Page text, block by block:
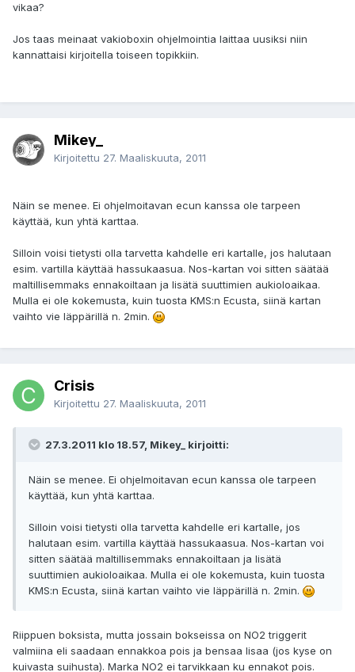
vikaa?
Jos taas meinaat vakioboxin ohjelmointia laittaa uusiksi niin
kannattaisi kirjoitella toiseen topikkiin.
Mikey_
Kirjoitettu 27. Maaliskuuta, 2011
Näin se menee. Ei ohjelmoitavan ecun kanssa ole tarpeen
käyttää, kun yhtä karttaa.
Silloin voisi tietysti olla tarvetta kahdelle eri kartalle, jos halutaan
esim. vartilla käyttää hassukaasua. Nos-kartan voi sitten säätää
maltillisemmaks ennakoiltaan ja lisätä suuttimien aukioloaikaa.
Mulla ei ole kokemusta, kuin tuosta KMS:n Ecusta, siinä kartan
vaihto vie läppärillä n. 2min.
Crisis
Kirjoitettu 27. Maaliskuuta, 2011
27.3.2011 klo 18.57, Mikey_ kirjoitti:
Näin se menee. Ei ohjelmoitavan ecun kanssa ole tarpeen
käyttää, kun yhtä karttaa.
Silloin voisi tietysti olla tarvetta kahdelle eri kartalle, jos
halutaan esim. vartilla käyttää hassukaasua. Nos-kartan voi
sitten säätää maltillisemmaks ennakoiltaan ja lisätä
suuttimien aukioloaikaa. Mulla ei ole kokemusta, kuin tuosta
KMS:n Ecusta, siinä kartan vaihto vie läppärillä n. 2min.
Riippuen boksista, mutta jossain bokseissa on NO2 triggerit
valmiina eli saadaan ennakkoa pois ja bensaa lisaa (jos kyse on
kuivasta suihusta). Marka NO2 ei tarvikkaan ku ennakot pois.